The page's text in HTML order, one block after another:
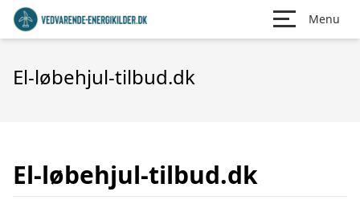
Menu
El-løbehjul-tilbud.dk
El-løbehjul-tilbud.dk